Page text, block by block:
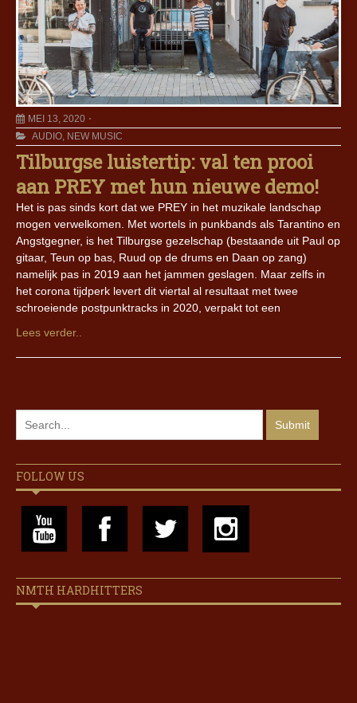
MEI 13, 2020
AUDIO, NEW MUSIC
Tilburgse luistertip: val ten prooi
aan PREY met hun nieuwe demo!
Het is pas sinds kort dat we PREY in het muzikale landschap
mogen verwelkomen. Met wortels in punkbands als Tarantino en
Angstgegner, is het Tilburgse gezelschap (bestaande uit Paul op
gitaar, Teun op bas, Ruud op de drums en Daan op zang)
namelijk pas in 2019 aan het jammen geslagen. Maar zelfs in
het corona tijdperk levert dit viertal al resultaat met twee
schroeiende postpunktracks in 2020, verpakt tot een
Lees verder..
FOLLOW US
NMTH HARDHITTERS